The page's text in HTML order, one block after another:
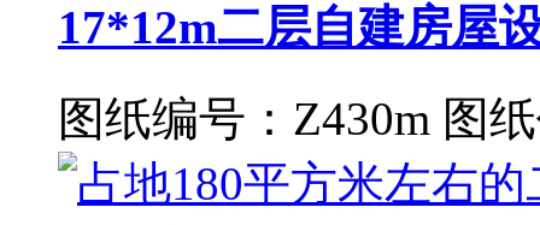
17*12m二层自建房屋
图纸编号：Z430m 图